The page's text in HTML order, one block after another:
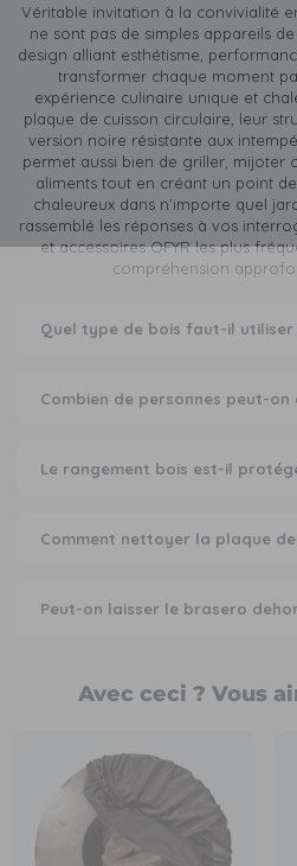
Véritable invitation à la convivialité
ne sont pas de simples appareils
design alliant esthétisme,
transformer chaque moment
expérience culinaire unique et
plaque de cuisson circulaire, leur
version noire résistante aux
permet aussi bien de griller, mijoter
aliments tout en créant un point
chaleureux dans n’importe quel
rassemblé les réponses à vos
et accessoires OFYR les plus
compréhension
Quel type de bois faut-il utiliser
Combien de personnes peut-on
Le rangement bois est-il
Comment nettoyer la plaque de
Peut-on laisser le brasero
Avec ceci ? Vous